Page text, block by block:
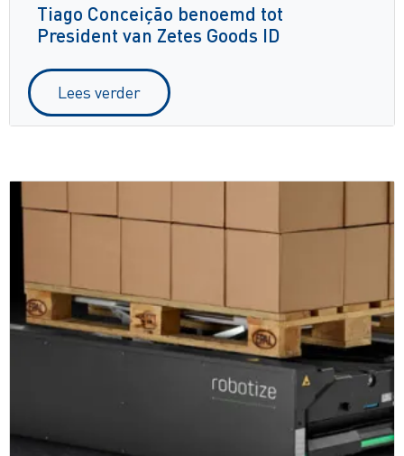
Tiago Conceição benoemd tot
President van Zetes Goods ID
Lees verder